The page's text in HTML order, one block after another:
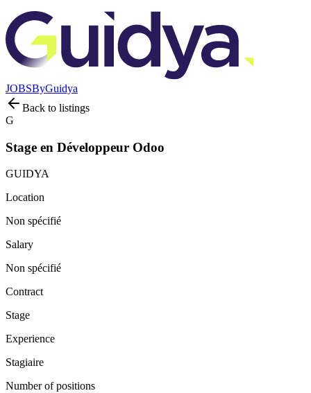
JOBSByGuidya
Back to listings
G
Stage en Développeur Odoo
GUIDYA
Location
Non spécifié
Salary
Non spécifié
Contract
Stage
Experience
Stagiaire
Number of positions